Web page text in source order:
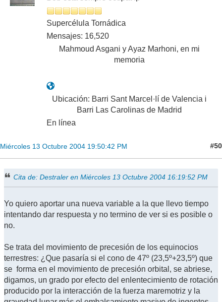
Supercélula Tornádica
Mensajes: 16,520
Mahmoud Asgani y Ayaz Marhoni, en mi
memoria
Ubicación: Barri Sant Marcel·lí de Valencia i
Barri Las Carolinas de Madrid
En línea
Miércoles 13 Octubre 2004 19:50:42 PM #50
Cita de: Destraler en Miércoles 13 Octubre 2004 16:19:52 PM
Yo quiero aportar una nueva variable a la que llevo tiempo
intentando dar respuesta y no termino de ver si es posible o
no.
Se trata del movimiento de precesión de los equinocios
terrestres: ¿Que pasaría si el cono de 47º (23,5º+23,5º) que
se forma en el movimiento de precesión orbital, se abriese,
digamos, un grado por efecto del enlentecimiento de rotación
producido por la interacción de la fuerza maremotriz y la